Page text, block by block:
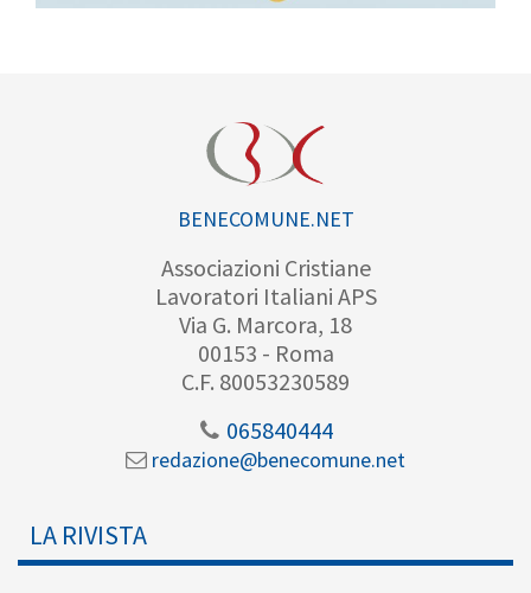
BENECOMUNE.NET
Associazioni Cristiane
Lavoratori Italiani APS
Via G. Marcora, 18
00153 - Roma
C.F. 80053230589
065840444
redazione@benecomune.net
LA RIVISTA